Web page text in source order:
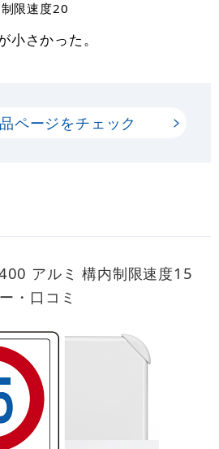
限速度20
さかった。
ページをチェック
アルミ 構内制限速度15
・口コミ